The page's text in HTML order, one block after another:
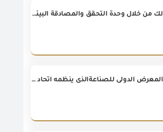
المتحف المصري الكبير (GEM) يحصل على تحقيق معتمد دولياُ لتقرير الإنبعاثات الكربونية الخاص به، وذلك من خلال وحدة التحقق والمصادقة البيئية بالهيئة العامة للرقابة على الصادرات والواردات بالتعاون مع المجلس الوطني للاعتماد (EGAC).
تحت رعاية السيد رئيس الجمهورية الهيئة العامة للرقابة على الصادرات والواردات تشارك فى الملتقى والمعرض الدولى للصناعةالذى ينظمه اتحاد الصناعات بمركز المنارة للمؤتمرات